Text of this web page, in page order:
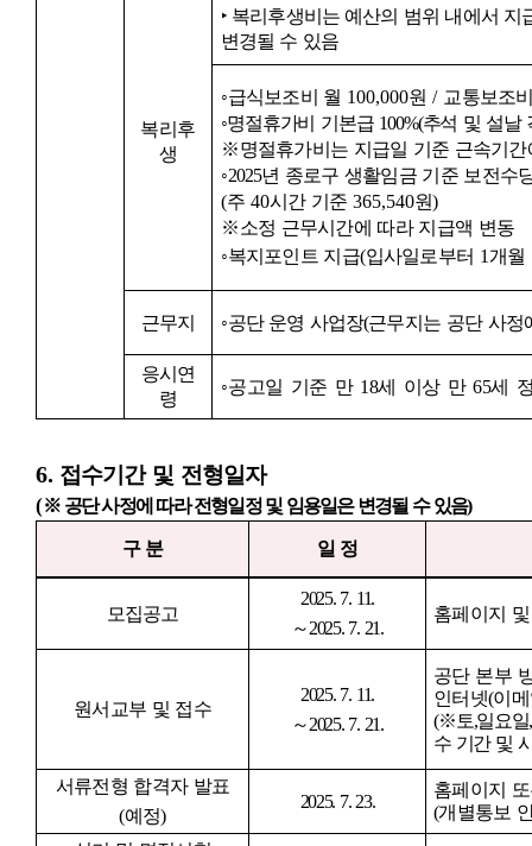
복리후
생
‣ 복리후생비는 예산의 범위 내에서
변경될 수 있음
◦급식보조비 월 100,000원/ 교통보조
◦명절휴가비 기본급 100%(추석 및 설날
※명절휴가비는 지급일 기준 근속기
◦2025년 종로구 생활임금 기준 보전수
(주 40시간 기준 365,540원)
※소정 근무시간에 따라 지급액 변동
◦복지포인트 지급(입사일로부터 1개월
근무지 ◦공단 운영 사업장(근무지는 공단 사정
응시연
령
◦공고일 기준 만 18세 이상 만 65세
6. 접수기간 및 전형일자
(※ 공단 사정에 따라 전형일정 및 임용일은 변경될 수 있음)
구 분 일 정
모집공고
2025. 7. 11.
～2025. 7. 21.
홈페이지
원서교부 및 접수
2025. 7. 11.
～2025. 7. 21.
공단 본부
인터넷(이
(※ 토,일요일,
수 기간 및
서류전형 합격자 발표
(예정)
2025. 7. 23.
홈페이지
(개별통보